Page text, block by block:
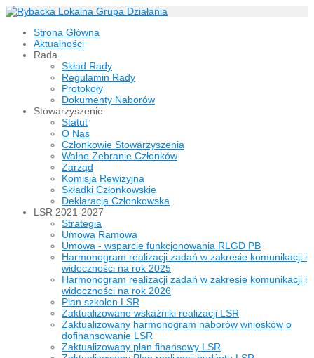
Strona Główna
Aktualności
Rada
Skład Rady
Regulamin Rady
Protokoły
Dokumenty Naborów
Stowarzyszenie
Statut
O Nas
Członkowie Stowarzyszenia
Walne Zebranie Członków
Zarząd
Komisja Rewizyjna
Składki Członkowskie
Deklaracja Członkowska
LSR 2021-2027
Strategia
Umowa Ramowa
Umowa - wsparcie funkcjonowania RLGD PB
Harmonogram realizacji zadań w zakresie komunikacji i
widoczności na rok 2025
Harmonogram realizacji zadań w zakresie komunikacji i
widoczności na rok 2026
Plan szkolen LSR
Zaktualizowane wskaźniki realizacji LSR
Zaktualizowany harmonogram naborów wniosków o
dofinansowanie LSR
Zaktualizowany plan finansowy LSR